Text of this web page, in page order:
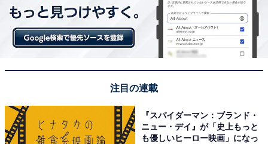
注目の連載
『スパイダーマン：ブランド・
ニュー・デイ』が「史上もっと
も優しいヒーロー映画」になっ